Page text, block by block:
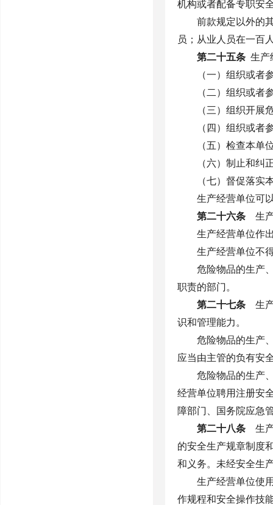
机构或者配备专职安
前款规定以外的
员；从业人员在一百
第二十五条 生产
（一）组织或者
（二）组织或者
（三）组织开展
（四）组织或者
（五）检查本单
（六）制止和纠
（七）督促落实
生产经营单位可
第二十六条 生产
生产经营单位作
生产经营单位不
危险物品的生产
职责的部门。
第二十七条 生产
识和管理能力。
危险物品的生产
应当由主管的负有安
危险物品的生产
经营单位聘用注册安
障部门、国务院应急
第二十八条 生产
的安全生产规章制度
和义务。未经安全生
生产经营单位使
作规程和安全操作技